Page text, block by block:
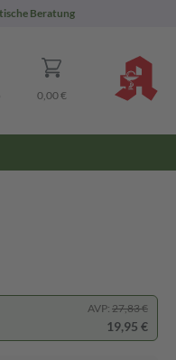
Beratung
0,00 €
AVP: 27,83 €
19,95 €